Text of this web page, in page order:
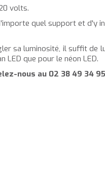
volts.
quel support et d'y
sa luminosité, il suffit de
LED que pour le néon LED.
nous au 02 38 49 34 95